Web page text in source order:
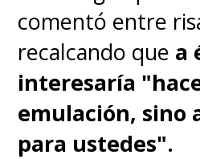
comentó entre
recalcando que a
interesaría
emulación, sino
para ustedes".